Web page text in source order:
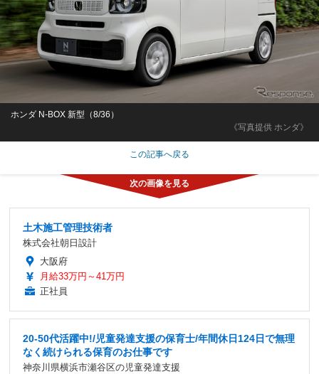
《写真提供 ホンダ》
ホンダ N-BOX 新型（8/36）
この記事へ戻る
土木施工管理技術者
株式会社朝日設計
大阪府
月給33万円～41万円
正社員
20-50代活躍中!/児童発達支援の保育士/年間休日124日で無理
なく続けられる保育のお仕事です
神奈川県横浜市瀬谷区の児童発達支援